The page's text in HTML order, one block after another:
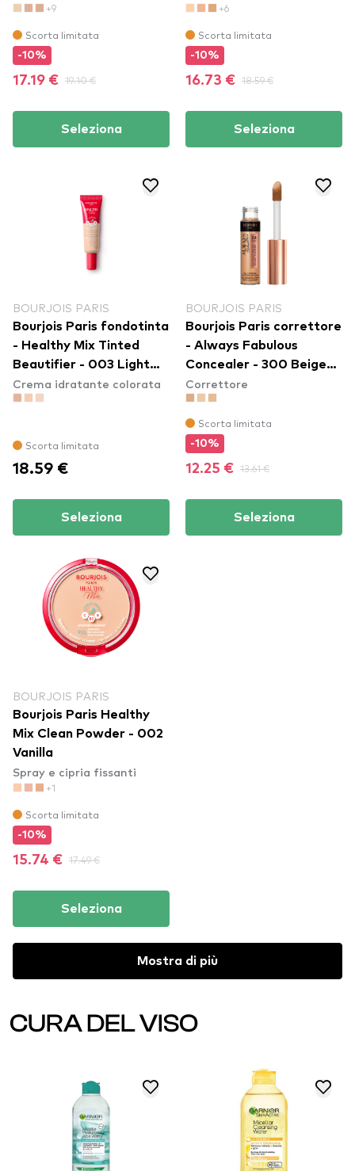
+9
Scorta limitata
-10%
17.19 € 19.10 €
Seleziona
+6
Scorta limitata
-10%
16.73 € 18.59 €
Seleziona
BOURJOIS PARIS
Bourjois Paris fondotinta
- Healthy Mix Tinted
Beautifier - 003 Light
Medium
Crema idratante colorata
Scorta limitata
18.59 €
Seleziona
BOURJOIS PARIS
Bourjois Paris correttore
- Always Fabulous
Concealer - 300 Beige
Rose
Correttore
Scorta limitata
-10%
12.25 € 13.61 €
Seleziona
BOURJOIS PARIS
Bourjois Paris Healthy
Mix Clean Powder - 002
Vanilla
Spray e cipria fissanti
+1
Scorta limitata
-10%
15.74 € 17.49 €
Seleziona
Mostra di più
CURA DEL VISO